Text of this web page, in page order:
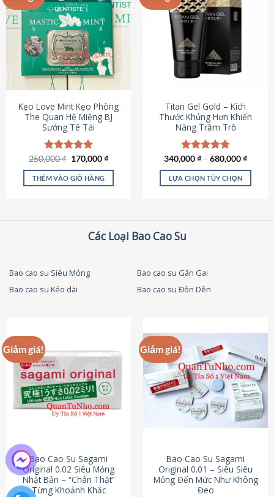
biến
tùy
chọn
có
chọn
trên
trang
sản
phẩm
Kẹo Love Mint Kẹo Phòng
The Quan Hệ Miệng BJ
Sướng Tê Tái
Được xếp
hạng5.00
5 sao
250,000₫ Giá
là:
250,000 ₫.
170,000₫Giá
tại
THÊM VÀO GIỎ HÀNG
Titan Gel Gold – Kích
Thước Khủng Hơn Khiến
Nàng Trầm Trồ
Được xếp
hạng4.79
5 sao
340,000₫ – 680,000₫
LỰA CHỌN TÙY CHỌN
thể.
tùy
thể
được
chọn
trên
trang
sản
phẩm
Các Loại Bao Cao Su
Bao cao su Siêu Mỏng
Bao cao su Gân Gai
Bao cao su Kéo dài
Bao cao su Đôn Dên
Giảm giá!
Bao Cao Su Sagami
Original 0.02 Siêu Mỏng
Nhật Bản – “Chân Thật”
Từng Khoảnh Khắc
Giảm giá!
Bao Cao Su Sagami
Original 0.01 – Siêu Siêu
Mỏng Đến Mức Như Không
Đeo